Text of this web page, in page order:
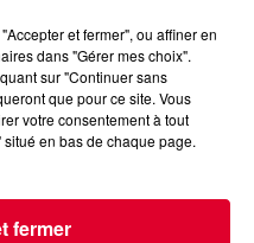
et fermer", ou affiner en
dans "Gérer mes choix".
sur "Continuer sans
que pour ce site. Vous
votre consentement à tout
en bas de chaque page.
fermer